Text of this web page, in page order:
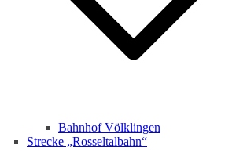
Bahnhof Völklingen
Strecke „Rosseltalbahn“